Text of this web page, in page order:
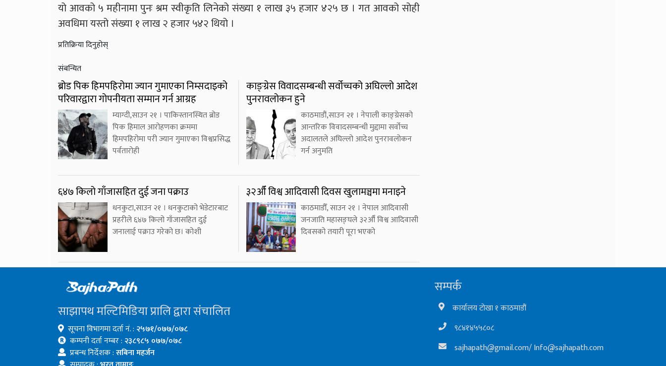
यो आवको ५ महीनामा पुनः श्रम स्वीकृति लिनेको संख्या १ लाख ३५ हजार ४२५ छ । गत आवको सोही
अवधिमा यस्तो संख्या १ लाख २ हजार ५४२ थियो ।
प्रतिक्रिया दिनुहोस्
संबन्धित
ब्रोड पिक हिमपहिरोमा ज्यान गुमाएका निम्सदाइको
परिवारद्वारा गोपनीयता सम्मान गर्न आग्रह
म्याग्दी,साउन २१ । पाकिस्तानस्थित ब्रोड
पिक हिमाल आरोहणका क्रममा
हिमपहिरोमा परी ज्यान गुमाएका विश्वप्रसिद्ध
पर्वतारोही
काङ्ग्रेस विवादसम्बन्धी सर्वोच्चको अघिल्लो आदेश
पुनरावलोकन हुने
काठमाडौं,साउन २१ । नेपाली काङ्ग्रेसको
आन्तरिक विवादसम्बन्धी मुद्दामा सर्वोच्च
अदालतले अघिल्लो आदेश पुनरावलोकन
गर्न अनुमति
६४७ किलो गाँजासहित दुई जना पक्राउ
धनकुटा,साउन २१ । धनकुटाको भेडेटारबाट
प्रहरीले ६४७ किलो गाँजासहित दुई
जनालाई पक्राउ गरेको छ। कोशी
३२औँ विश्व आदिवासी दिवस खुलामञ्चमा मनाइने
काठमाडौँ, साउन २१ । नेपाल आदिवासी
जनजाति महासङ्घले ३२औँ विश्व आदिवासी
दिवसको तयारी पूरा भएको
साझापथ मल्टिमिडिया प्रालि द्वारा संचालित
सूचना विभागमा दर्ता नं. : २५७१/०७७/०७८
कम्पनी दर्ता नम्बर : २३८९८५ ०७७/०७८
प्रबन्ध निर्देशक :सबिना महर्जन
सम्पर्क
कार्यालय टोखा १ काठमाडौं
९८४१४५५८०८
sajhapath@gmail.com/Info@sajhapath.com